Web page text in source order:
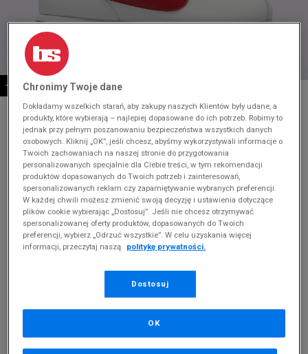
-10% ZA MIN. 500 ZŁ KOD: SUM10
* Zdjęcie poglądowe
NIKE CORTEZ
Produkt pochodzi z końcówek aktualnych kolekcji, ubiegłych
sezonów lub z ekspozycji. Szczegóły.
429,99 zł cena rekomendowana przez producenta
269,99 zł
Kolor: biały
Chronimy Twoje dane
Dokładamy wszelkich starań, aby zakupy naszych Klientów były udane, a
produkty, które wybierają – najlepiej dopasowane do ich potrzeb. Robimy to
jednak przy pełnym poszanowaniu bezpieczeństwa wszystkich danych
osobowych. Kliknij „OK”, jeśli chcesz, abyśmy wykorzystywali informacje o
Twoich zachowaniach na naszej stronie do przygotowania
personalizowanych specjalnie dla Ciebie treści, w tym rekomendacji
produktów dopasowanych do Twoich potrzeb i zainteresowań,
spersonalizowanych reklam czy zapamiętywanie wybranych preferencji.
W każdej chwili możesz zmienić swoją decyzję i ustawienia dotyczące
plików cookie wybierając „Dostosuj”. Jeśli nie chcesz otrzymywać
spersonalizowanej oferty produktów, dopasowanych do Twoich
preferencji, wybierz „Odrzuć wszystkie”. W celu uzyskania więcej
informacji, przeczytaj naszą
politykę prywatności.
Dostosuj
OK